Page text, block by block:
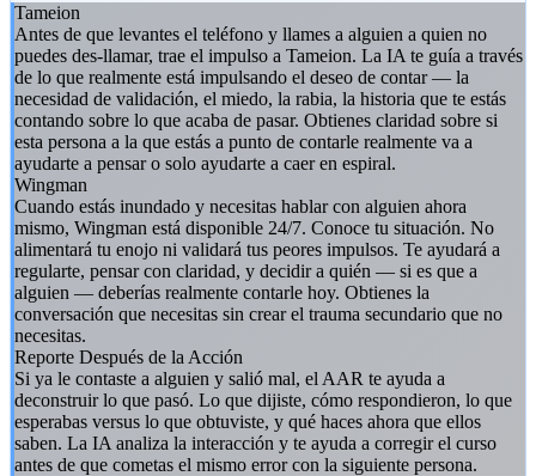
Tameion
Antes de que levantes el teléfono y llames a alguien a quien no
puedes des-llamar, trae el impulso a Tameion. La IA te guía a través
de lo que realmente está impulsando el deseo de contar — la
necesidad de validación, el miedo, la rabia, la historia que te estás
contando sobre lo que acaba de pasar. Obtienes claridad sobre si
esta persona a la que estás a punto de contarle realmente va a
ayudarte a pensar o solo ayudarte a caer en espiral.
Wingman
Cuando estás inundado y necesitas hablar con alguien ahora
mismo, Wingman está disponible 24/7. Conoce tu situación. No
alimentará tu enojo ni validará tus peores impulsos. Te ayudará a
regularte, pensar con claridad, y decidir a quién — si es que a
alguien — deberías realmente contarle hoy. Obtienes la
conversación que necesitas sin crear el trauma secundario que no
necesitas.
Reporte Después de la Acción
Si ya le contaste a alguien y salió mal, el AAR te ayuda a
deconstruir lo que pasó. Lo que dijiste, cómo respondieron, lo que
esperabas versus lo que obtuviste, y qué haces ahora que ellos
saben. La IA analiza la interacción y te ayuda a corregir el curso
antes de que cometas el mismo error con la siguiente persona.